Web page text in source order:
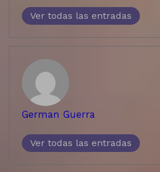
Ver todas las entradas
German Guerra
Ver todas las entradas